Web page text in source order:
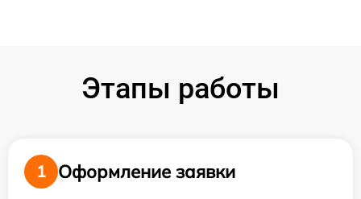
Этапы работы
1
Оформление заявки